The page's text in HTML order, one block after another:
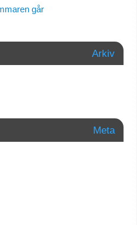
går
Arkiv
Meta